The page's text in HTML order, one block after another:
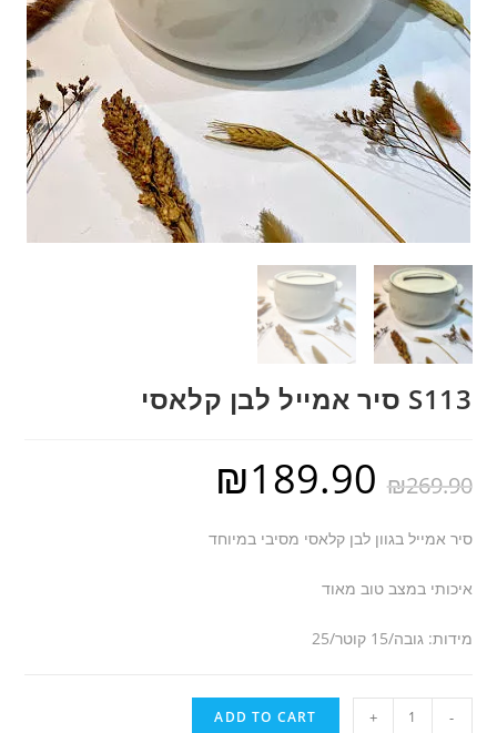
S113 סיר אמייל לבן קלאסי
₪269.90
₪189.90
סיר אמייל בגוון לבן קלאסי מסיבי במיוחד
איכותי במצב טוב מאוד
מידות: גובה/15 קוטר/25
-
S113
+
ADD TO CART